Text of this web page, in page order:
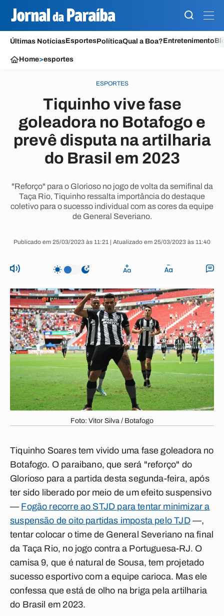
Últimas NotíciasEsportesPolíticaQual a Boa?Entretenimento
Home>esportes
ESPORTES
Tiquinho vive fase
goleadora no Botafogo e
prevê disputa na artilharia
do Brasil em 2023
"Reforço" para o Glorioso no jogo de volta da semifinal da
Taça Rio, Tiquinho ressalta importância do destaque
coletivo para o sucesso individual com as cores da equipe
de General Severiano.
Publicado em 25/03/2023 às 11:21 | Atualizado em 25/03/2023 às 11:40
Foto: Vitor Silva / Botafogo
Tiquinho Soares tem vivido uma fase goleadora no
Botafogo. O paraibano, que será "reforço" do
Glorioso para a partida desta segunda-feira, após
ter sido liberado por meio de um efeito suspensivo
— Fogão recorre ao STJD para tentar minimizar a
suspensão de oito partidas imposta pelo TJD—,
tentar colocar o time de General Severiano na final
da Taça Rio, no jogo contra a Portuguesa-RJ. O
camisa 9, que é natural de Sousa, tem projetado
sucesso esportivo com a equipe carioca. Mas ele
confessa que está de olho na briga pela artilharia
do Brasil em 2023.